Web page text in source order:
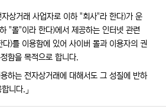
상거래 사업자로 이하 "회사"라 한다)가 운
"몰"이라 한다)에서 제공하는 인터넷 관련
)를 이용함에 있어 사이버 몰과 이용자의 권
함을 목적으로 합니다.
하는 전자상거래에 대해서도 그 성질에 반하
니다.」